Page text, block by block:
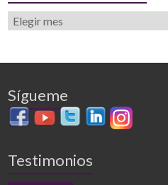
Sígueme
Testimonios